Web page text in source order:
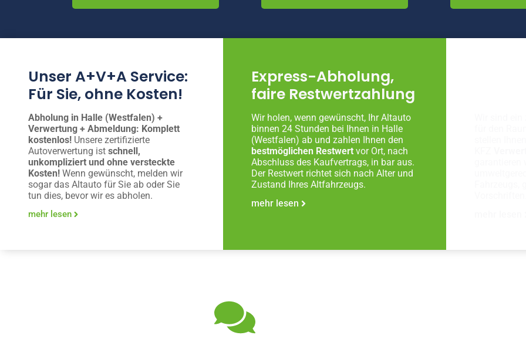
Unser A+V+A Service:
Für Sie, ohne Kosten!
Abholung in Halle (Westfalen) +
Verwertung + Abmeldung: Komplett
kostenlos! Unsere zertifizierte
Autoverwertung ist schnell,
unkompliziert und ohne versteckte
Kosten! Wenn gewünscht, melden wir
sogar das Altauto für Sie ab oder Sie
tun dies, bevor wir es abholen.
mehr lesen
Express-Abholung,
faire Restwertzahlung
Wir holen, wenn gewünscht, Ihr Altauto
binnen 24 Stunden bei Ihnen in Halle
(Westfalen) ab und zahlen Ihnen den
bestmöglichen Restwertvor Ort, nach
Abschluss des Kaufvertrags, in bar aus.
Der Restwert richtet sich nach Alter und
Zustand Ihres Altfahrzeugs.
mehr lesen